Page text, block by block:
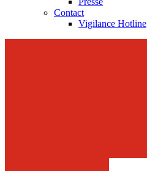
Contact
Vigilance Hotline